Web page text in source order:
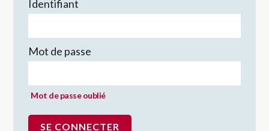
Identifiant
Mot de passe
Mot de passe oublié